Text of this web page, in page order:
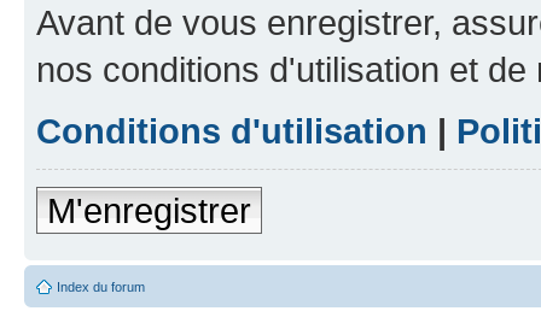
Avant de vous enregistrer,
nos conditions d'utilisation et
Conditions d'utilisation |
M'enregistrer
Index du forum